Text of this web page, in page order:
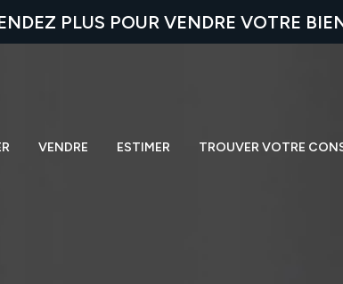
PLUS POUR VENDRE VOTRE
VENDRE ESTIMER TROUVER VOTRE